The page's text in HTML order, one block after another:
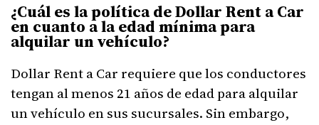
¿Cuál es la política de Dollar Rent a Car
en cuanto a la edad mínima para
alquilar un vehículo?
Dollar Rent a Car requiere que los conductores
tengan al menos 21 años de edad para alquilar
un vehículo en sus sucursales. Sin embargo,